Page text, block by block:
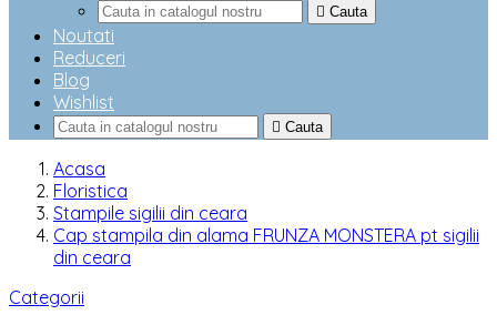
 Cauta
Noutati
Reduceri
Blog
Wishlist
 Cauta
Acasa
Floristica
Stampile sigilii din ceara
Cap stampila din alama FRUNZA MONSTERA pt sigilii
din ceara
Categorii